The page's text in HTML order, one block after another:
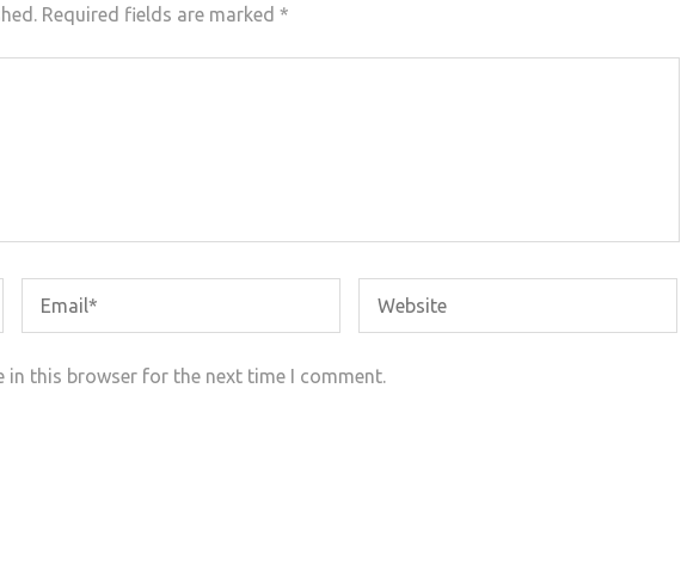
Required fields are marked *
in this browser for the next time I comment.